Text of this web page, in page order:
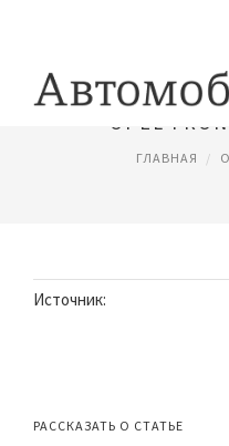
OPEL
ГЛАВНАЯ
Источник:
РАССКАЗАТЬ О СТАТЬЕ